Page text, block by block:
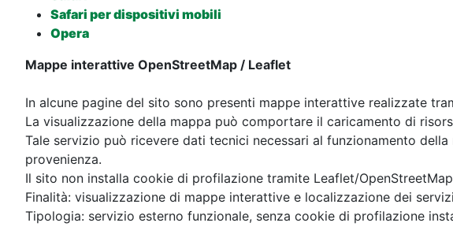
Safari per dispositivi mobili
Opera
Mappe interattive OpenStreetMap / Leaflet
In alcune pagine del sito sono presenti mappe interattive realizzate
La visualizzazione della mappa può comportare il caricamento di
Tale servizio può ricevere dati tecnici necessari al funzionamento
provenienza.
Il sito non installa cookie di profilazione tramite Leaflet/
Finalità: visualizzazione di mappe interattive e localizzazione dei
Tipologia: servizio esterno funzionale, senza cookie di profilazione